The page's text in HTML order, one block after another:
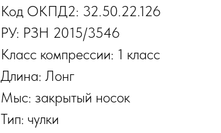
Код ОКПД2: 32.50.22.126
РУ: РЗН 2015/3546
Класс компрессии: 1 класс
Длина: Лонг
Мыс: закрытый носок
Тип: чулки